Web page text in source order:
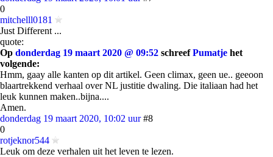
0
mitchelll0181
Just Different ...
quote:
Op donderdag 19 maart 2020 @ 09:52 schreefPumatje het
volgende:
Hmm, gaay alle kanten op dit artikel. Geen climax, geen ue.. geeoon
blaartrekkend verhaal over NL justitie dwaling. Die italiaan had het
leuk kunnen maken..bijna....
Amen.
donderdag 19 maart 2020, 10:02 uur #8
0
rotjeknor544
Leuk om deze verhalen uit het leven te lezen.